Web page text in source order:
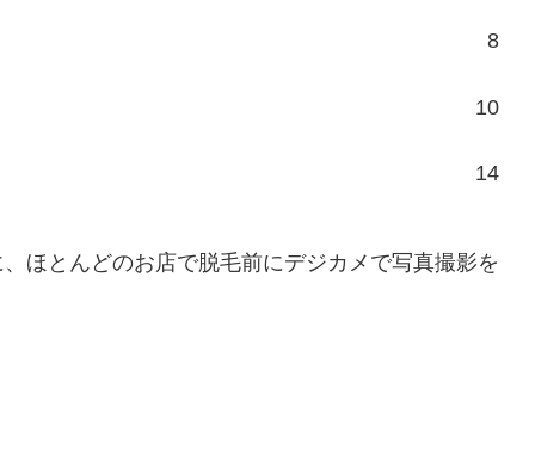
8
10
14
ほとんどのお店で脱毛前にデジカメで写真撮影を